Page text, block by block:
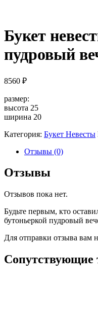
Букет
пудровый
8560 ₽
размер:
высота 25
ширина 20
Категория: Букет Невесты
Отзывы (0)
Отзывы
Отзывов пока нет.
Будьте первым, кто
бутоньеркой пудровый
Для отправки отзыва вам
Сопутствующие